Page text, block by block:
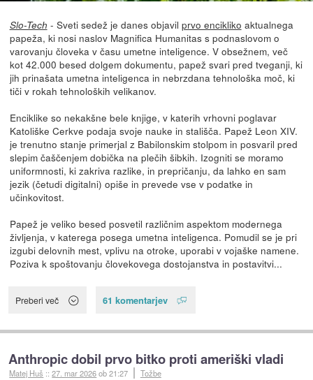
Slo-Tech - Sveti sedež je danes objavil prvo encikliko aktualnega
papeža, ki nosi naslov Magnifica Humanitas s podnaslovom o
varovanju človeka v času umetne inteligence. V obsežnem, več
kot 42.000 besed dolgem dokumentu, papež svari pred tveganji, ki
jih prinašata umetna inteligenca in nebrzdana tehnološka moč, ki
tiči v rokah tehnoloških velikanov.
Enciklike so nekakšne bele knjige, v katerih vrhovni poglavar
Katoliške Cerkve podaja svoje nauke in stališča. Papež Leon XIV.
je trenutno stanje primerjal z Babilonskim stolpom in posvaril pred
slepim čaščenjem dobička na plečih šibkih. Izogniti se moramo
uniformnosti, ki zakriva razlike, in prepričanju, da lahko en sam
jezik (četudi digitalni) opiše in prevede vse v podatke in
učinkovitost.
Papež je veliko besed posvetil različnim aspektom modernega
življenja, v katerega posega umetna inteligenca. Pomudil se je pri
izgubi delovnih mest, vplivu na otroke, uporabi v vojaške namene.
Poziva k spoštovanju človekovega dostojanstva in postavitvi...
Preberi več 61 komentarjev
Anthropic dobil prvo bitko proti ameriški vladi
Matej Huš ::27. mar 2026ob 21:27 Tožbe